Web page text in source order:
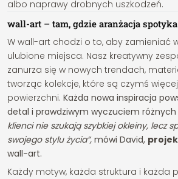
albo naprawy drobnych uszkodzeń.
wall-art – tam, gdzie aranżacja
W wall-art chodzi o to, aby zamieniać
ulubione miejsca. Nasz kreatywny
zanurza się w nowych trendach,
tworząc kolekcje, które są czymś
powierzchni. Każda nowa inspiracja
detal i prawdziwym wyczuciem różnych
klienci nie szukają szybkiej okleiny, lecz
swojego stylu życia”, mówi David,
wall-art.
Każdy motyw, każda struktura i każda